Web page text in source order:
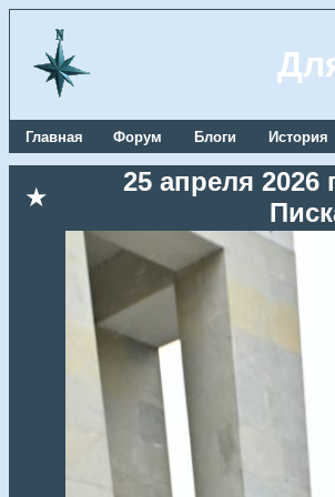
Главная Форум Блоги История
★
25 апреля